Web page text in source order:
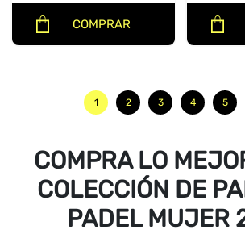
COMPRAR
1 2 3 4 5
COMPRA LO
COLECCIÓN DE
PADEL MUJER